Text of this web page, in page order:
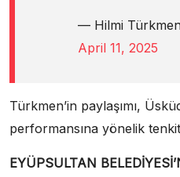
— Hilmi
April 11, 2025
Türkmen’in paylaşımı,
performansına yönelik
EYÜPSULTAN